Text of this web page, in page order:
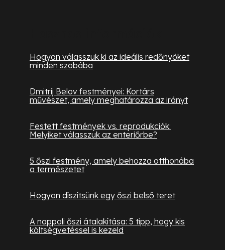
Hogyan válasszuk ki az ideális redőnyöket
minden szobába
Dmitrij Belov festményei: Kortárs
művészet, amely meghatározza az irányt
Festett festmények vs. reprodukciók:
Melyiket válasszuk az enteriőrbe?
5 őszi festmény, amely behozza otthonába
a természetet
Hogyan díszítsünk egy őszi belső teret
A nappali őszi átalakítása: 5 tipp, hogy kis
költségvetéssel is kezeld